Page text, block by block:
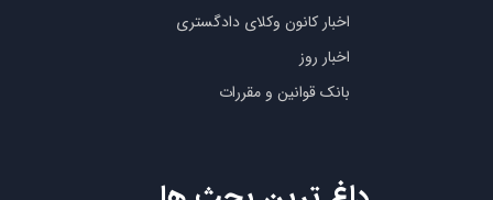
اخبار کانون وکلای دادگستری
اخبار روز
بانک قوانین و مقررات